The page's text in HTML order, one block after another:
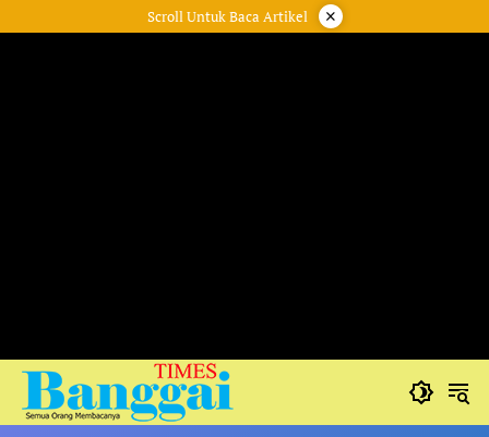
ke
Scroll Untuk Baca Artikel ×